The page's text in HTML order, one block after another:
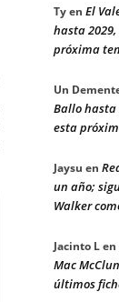
Tyen El
hasta
próxima
Un
Ballo hasta
esta
Jaysu en
un año;
Walker
Jacinto Len
Mac
últimos